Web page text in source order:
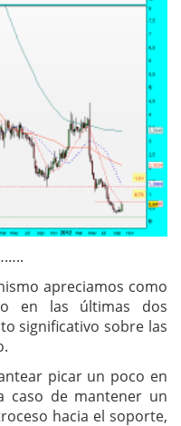
apreciamos como
en las últimas dos
significativo sobre las
picar un poco en
caso de mantener un
hacia el soporte,